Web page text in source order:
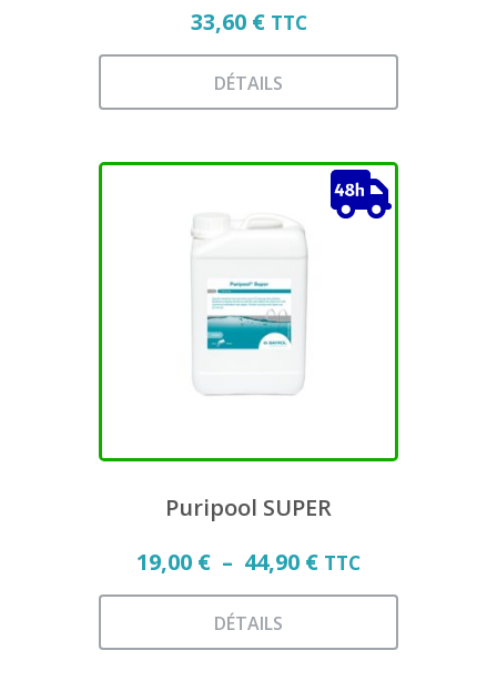
33,60 € TTC
DÉTAILS
a
variations.
peuvent
être
choisies
la
du
Puripool SUPER
19,00 € – 44,90 €Plage
de
19,00 €
TTC
DÉTAILS